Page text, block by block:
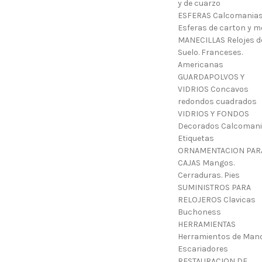
y de cuarzo
ESFERAS
Esferas de carton y
MANECILLAS Relojes
Suelo. Franceses.
Americanas
GUARDAPOLVOS Y
VIDRIOS Concavos
redondos cuadrados
VIDRIOS Y FONDOS
Decorados
Etiquetas
ORNAMENTACION
CAJAS Mangos.
Cerraduras. Pies
SUMINISTROS PARA
RELOJEROS Clavicas
Buchoness
HERRAMIENTAS
Herramientos de
Escariadores